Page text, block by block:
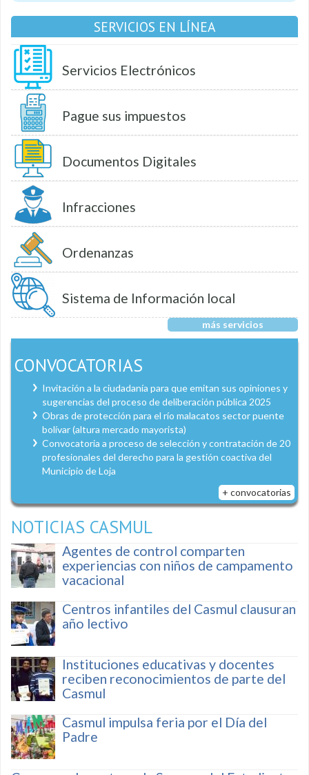
SERVICIOS EN LÍNEA
Servicios Electrónicos
Pague sus impuestos
Documentos Digitales
Infracciones
Ordenanzas
Sistema de Información local
más servicios
CONVOCATORIAS
Invitación a la ciudadanía para que emitan sus opiniones y
sugerencias del proceso de deliberación pública 2025
Obras de protección para el río malacatos sector puente
bolívar (altura mercado mayorista)
Convocatoria a proceso de selección y contratación de 20
profesionales del derecho para la gestión coactiva del
Municipio de Loja
+ convocatorias
NOTICIAS CASMUL
Agentes de control comparten
experiencias con niños de campamento
vacacional
Centros infantiles del Casmul clausuran
año lectivo
Instituciones educativas y docentes
reciben reconocimientos de parte del
Casmul
Casmul impulsa feria por el Día del
Padre